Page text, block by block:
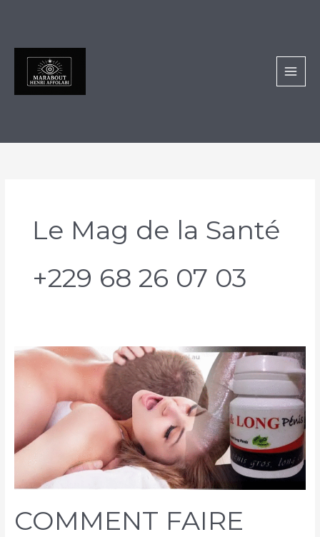
Le Mag de la Santé
+229 68 26 07 03
COMMENT FAIRE